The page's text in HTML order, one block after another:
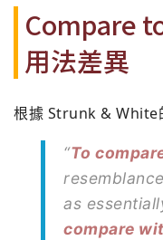
Compare
用法差異
根據 Strunk & White
“To
as
compare